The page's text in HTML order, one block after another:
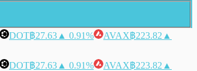
DOT฿27.63 ▲ 0.91% AVAX฿223.82 ▲
DOT฿27.63 ▲ 0.91% AVAX฿223.82 ▲